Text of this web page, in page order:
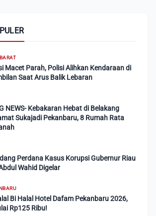
Macet Parah, Polisi Alihkan Kendaraan di
Saat Arus Balik Lebaran
NEWS- Kebakaran Hebat di Belakang
Sukajadi Pekanbaru, 8 Rumah Rata
Perdana Kasus Korupsi Gubernur Riau
Wahid Digelar
Bi Halal Hotel Dafam Pekanbaru 2026,
Rp125 Ribu!